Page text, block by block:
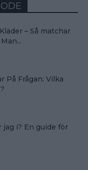
– Så matchar
På Frågan: Vilka
i? En guide för